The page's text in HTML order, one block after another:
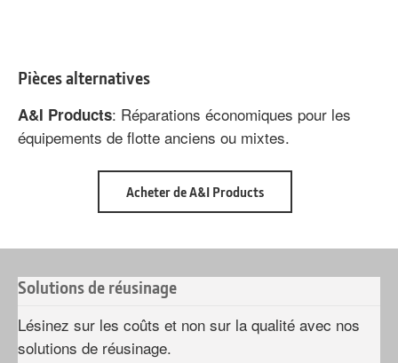
Pièces alternatives
A&I Products: Réparations économiques pour les
équipements de flotte anciens ou mixtes.
Acheter de A&I Productsabout
Solutions de réusinage
Lésinez sur les coûts et non sur la qualité avec nos
solutions de réusinage.